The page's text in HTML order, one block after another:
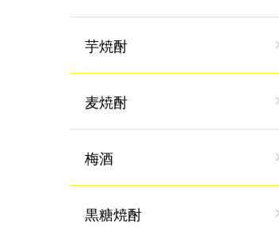
芋焼酎
麦焼酎
梅酒
黒糖焼酎